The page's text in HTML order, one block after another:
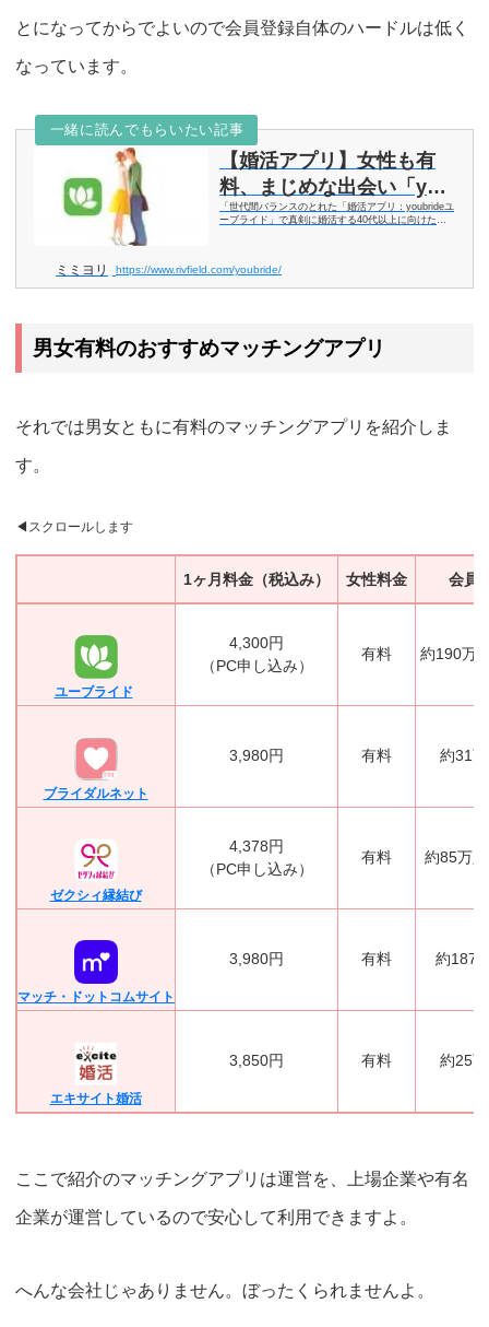
とになってからでよいので会員登録自体のハードルは低く
なっています。
一緒に読んでもらいたい記事
【婚活アプリ】女性も有
料、まじめな出会い「you
bride」のまとめ
「世代間バランスのとれた「婚活アプリ：youbrideユ
ーブライド」で真剣に婚活する40代以上に向けた特
っ...
ミミヨリ https://www.rivfield.com/youbride/
男女有料のおすすめマッチングアプリ
それでは男女ともに有料のマッチングアプリを紹介しま
す。
1ヶ月料金（税込み） 女性料金 会員
ユーブライド
4,300円
（PC申し込み）
有料 約190万
ブライダルネット
3,980円 有料 約31
ゼクシィ縁結び
4,378円
（PC申し込み）
有料 約85万
マッチ・ドットコムサイト
3,980円 有料 約187
エキサイト婚活
3,850円 有料 約25
ここで紹介のマッチングアプリは運営を、上場企業や有名
企業が運営しているので安心して利用できますよ。
へんな会社じゃありません。ぼったくられませんよ。